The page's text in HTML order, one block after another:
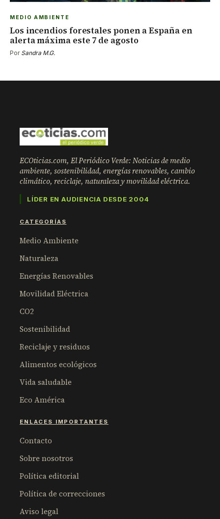
MEDIO AMBIENTE
Los incendios forestales ponen a España en
alerta máxima este 7 de agosto
Por Sandra M.G.
ECOticias.com, El Periódico Verde: Noticias de medio
ambiente, sostenibilidad, energías renovables, cambio
climático, reciclaje, naturaleza y movilidad eléctrica.
LÍDER EN AUDIENCIA DESDE 2004
CATEGORÍAS
Medio Ambiente
Naturaleza
Energías Renovables
Movilidad Eléctrica
CO2
Sostenibilidad
Reciclaje y residuos
Alimentos ecológicos
Vida saludable
Eco América
ENLACES IMPORTANTES
Contacto
Sobre nosotros
Política editorial
Política de correcciones
Aviso legal